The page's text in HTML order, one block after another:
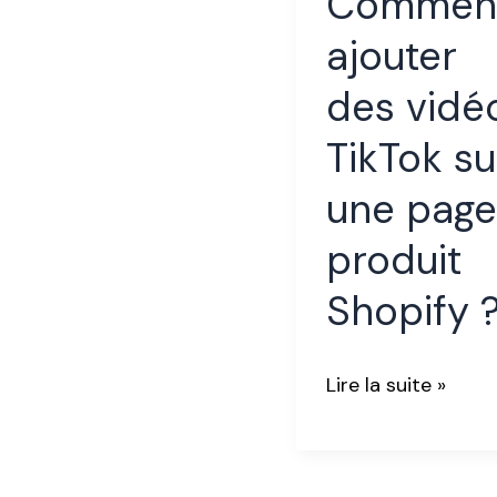
ajouter
des
TikTok
une page
produit
Shopify
ajouter
des
vidéos
TikTok
sur
une
page
produit
Shopify
Lire la suite »